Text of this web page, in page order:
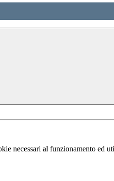
necessari al funzionamento ed